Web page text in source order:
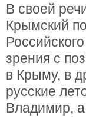
В своей
Крымский
зрения с
в Крыму, в
русские
Владимир,